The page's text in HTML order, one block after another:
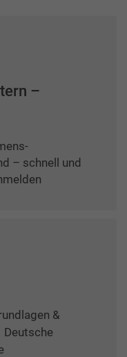
–
– schnell und
&
Deutsche